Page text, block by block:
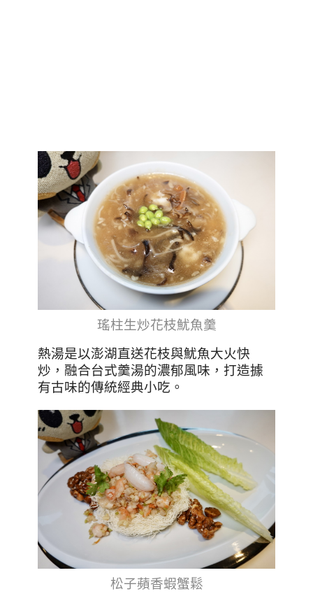
瑤柱生炒花枝魷魚羹
熱湯是以澎湖直送花枝與魷魚大火快
炒，融合台式羹湯的濃郁風味，打造據
有古味的傳統經典小吃。
松子蘋香蝦蟹鬆